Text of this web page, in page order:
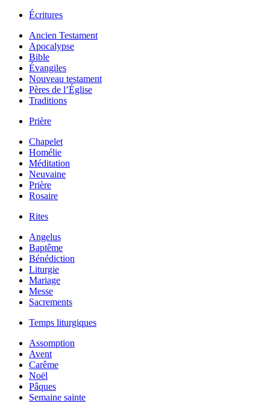
Écritures
Ancien Testament
Apocalypse
Bible
Évangiles
Nouveau testament
Pères de l’Église
Traditions
Prière
Chapelet
Homélie
Méditation
Neuvaine
Prière
Rosaire
Rites
Angelus
Baptême
Bénédiction
Liturgie
Mariage
Messe
Sacrements
Temps liturgiques
Assomption
Avent
Carême
Noël
Pâques
Semaine sainte